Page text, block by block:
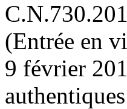
(Entrée en
9 février